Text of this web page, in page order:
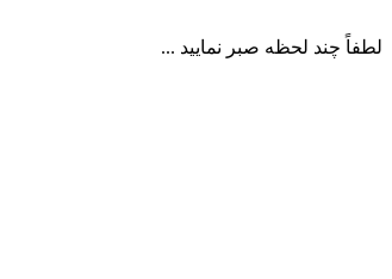
لطفاً چند لحظه صبر نمایید ...